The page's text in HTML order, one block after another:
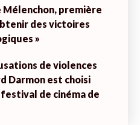
Mélenchon, première
des victoires
»
de violences
Darmon est choisi
de cinéma de